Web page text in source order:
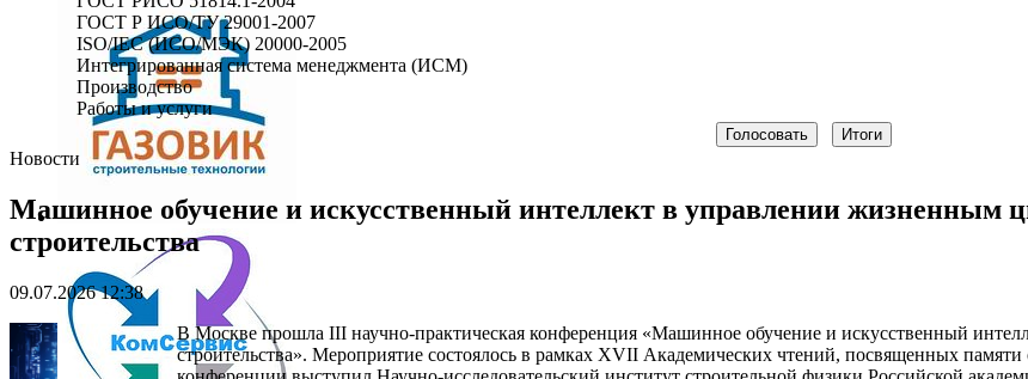
ГОСТ Р ИСО/ТУ 29001-2007
ISO/IEC (ИСО/МЭК) 20000-2005
Интегрированная система менеджмента (ИСМ)
Производство
Работы и услуги
Новости
Машинное обучение и искусственный интеллект в управлении жизненным
строительства
09.07.2026 12:38
В Москве прошла III научно-практическая конференция «Машинное обучение и искусственный
строительства». Мероприятие состоялось в рамках XVII Академических чтений, посвященных